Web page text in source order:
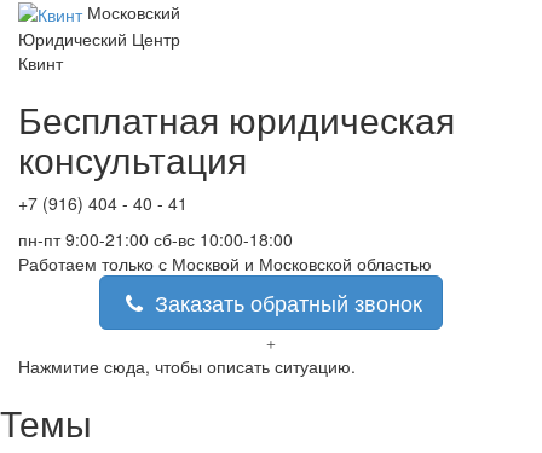
Московский
Юридический Центр
Квинт
Бесплатная юридическая
консультация
+7 (916) 404 - 40 - 41
пн-пт 9:00-21:00 сб-вс 10:00-18:00
Работаем только с Москвой и Московской областью
Заказать обратный звонок
Нажмитие сюда, чтобы описать ситуацию.
Темы